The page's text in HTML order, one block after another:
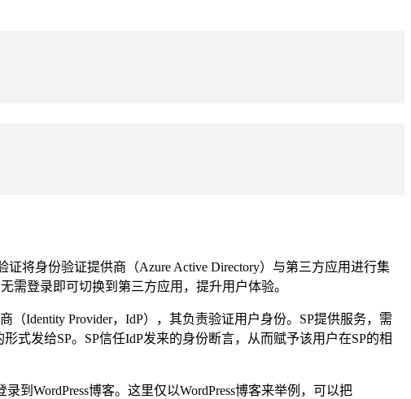
将身份验证提供商（Azure Active Directory）与第三方应用进行集
需登录即可切换到第三方应用，提升用户体验。
Identity Provider，IdP），其负责验证用户身份。SP提供服务，需
式发给SP。SP信任IdP发来的身份断言，从而赋予该用户在SP的相
到WordPress博客。这里仅以WordPress博客来举例，可以把